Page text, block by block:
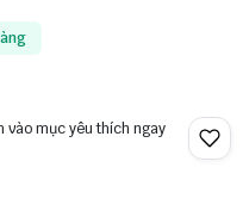
vào mục yêu thích ngay